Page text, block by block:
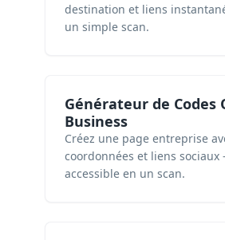
destination et liens
un simple scan.
Générateur de Codes
Business
Créez une page entreprise
coordonnées et liens
accessible en un scan.